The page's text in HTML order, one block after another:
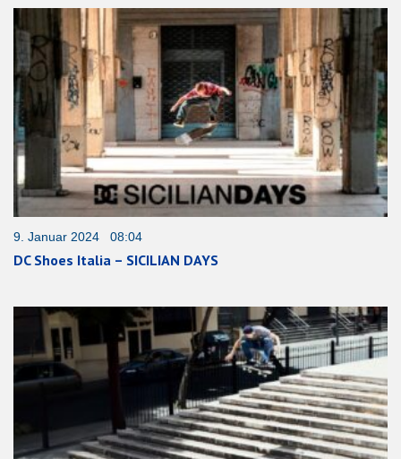
9. Januar 2024 08:04
DC Shoes Italia – SICILIAN DAYS